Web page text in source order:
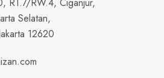
RT.7/RW.4, Ciganjur,
Selatan,
12620